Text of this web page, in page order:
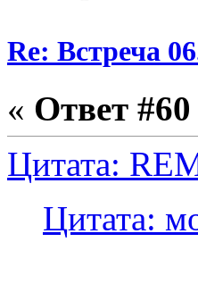
Re: Встреча
« Ответ #60
Цитата:
Цитата: